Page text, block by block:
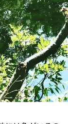
は魚がいるの